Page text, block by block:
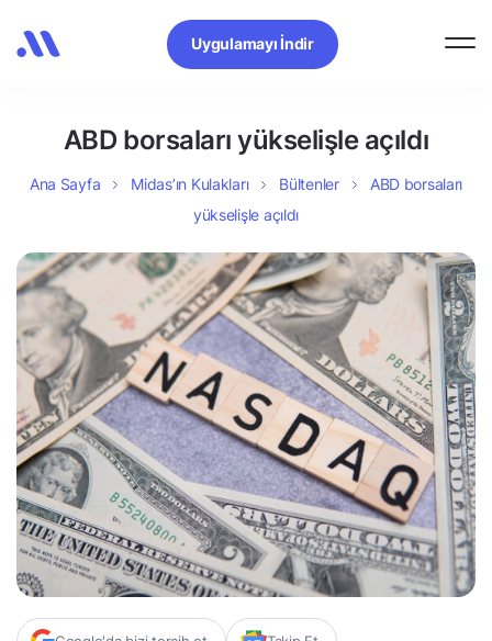
Uygulamayı İndir
ABD borsaları yükselişle açıldı
Ana Sayfa Midas’ın Kulakları Bültenler
ABD borsaları
yükselişle açıldı